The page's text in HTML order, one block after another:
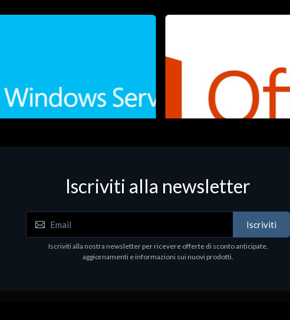
Software - Office Productivity Software - Office Productivity
Iscriviti alla newsletter
Iscriviti
Iscriviti alla nostra newsletter per ricevere offerte di sconto anticipate,
aggiornamenti e informazioni sui nuovi prodotti.